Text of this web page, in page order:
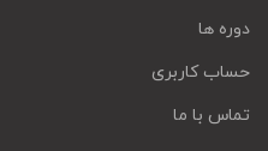
دوره ها
حساب کاربری
تماس با ما